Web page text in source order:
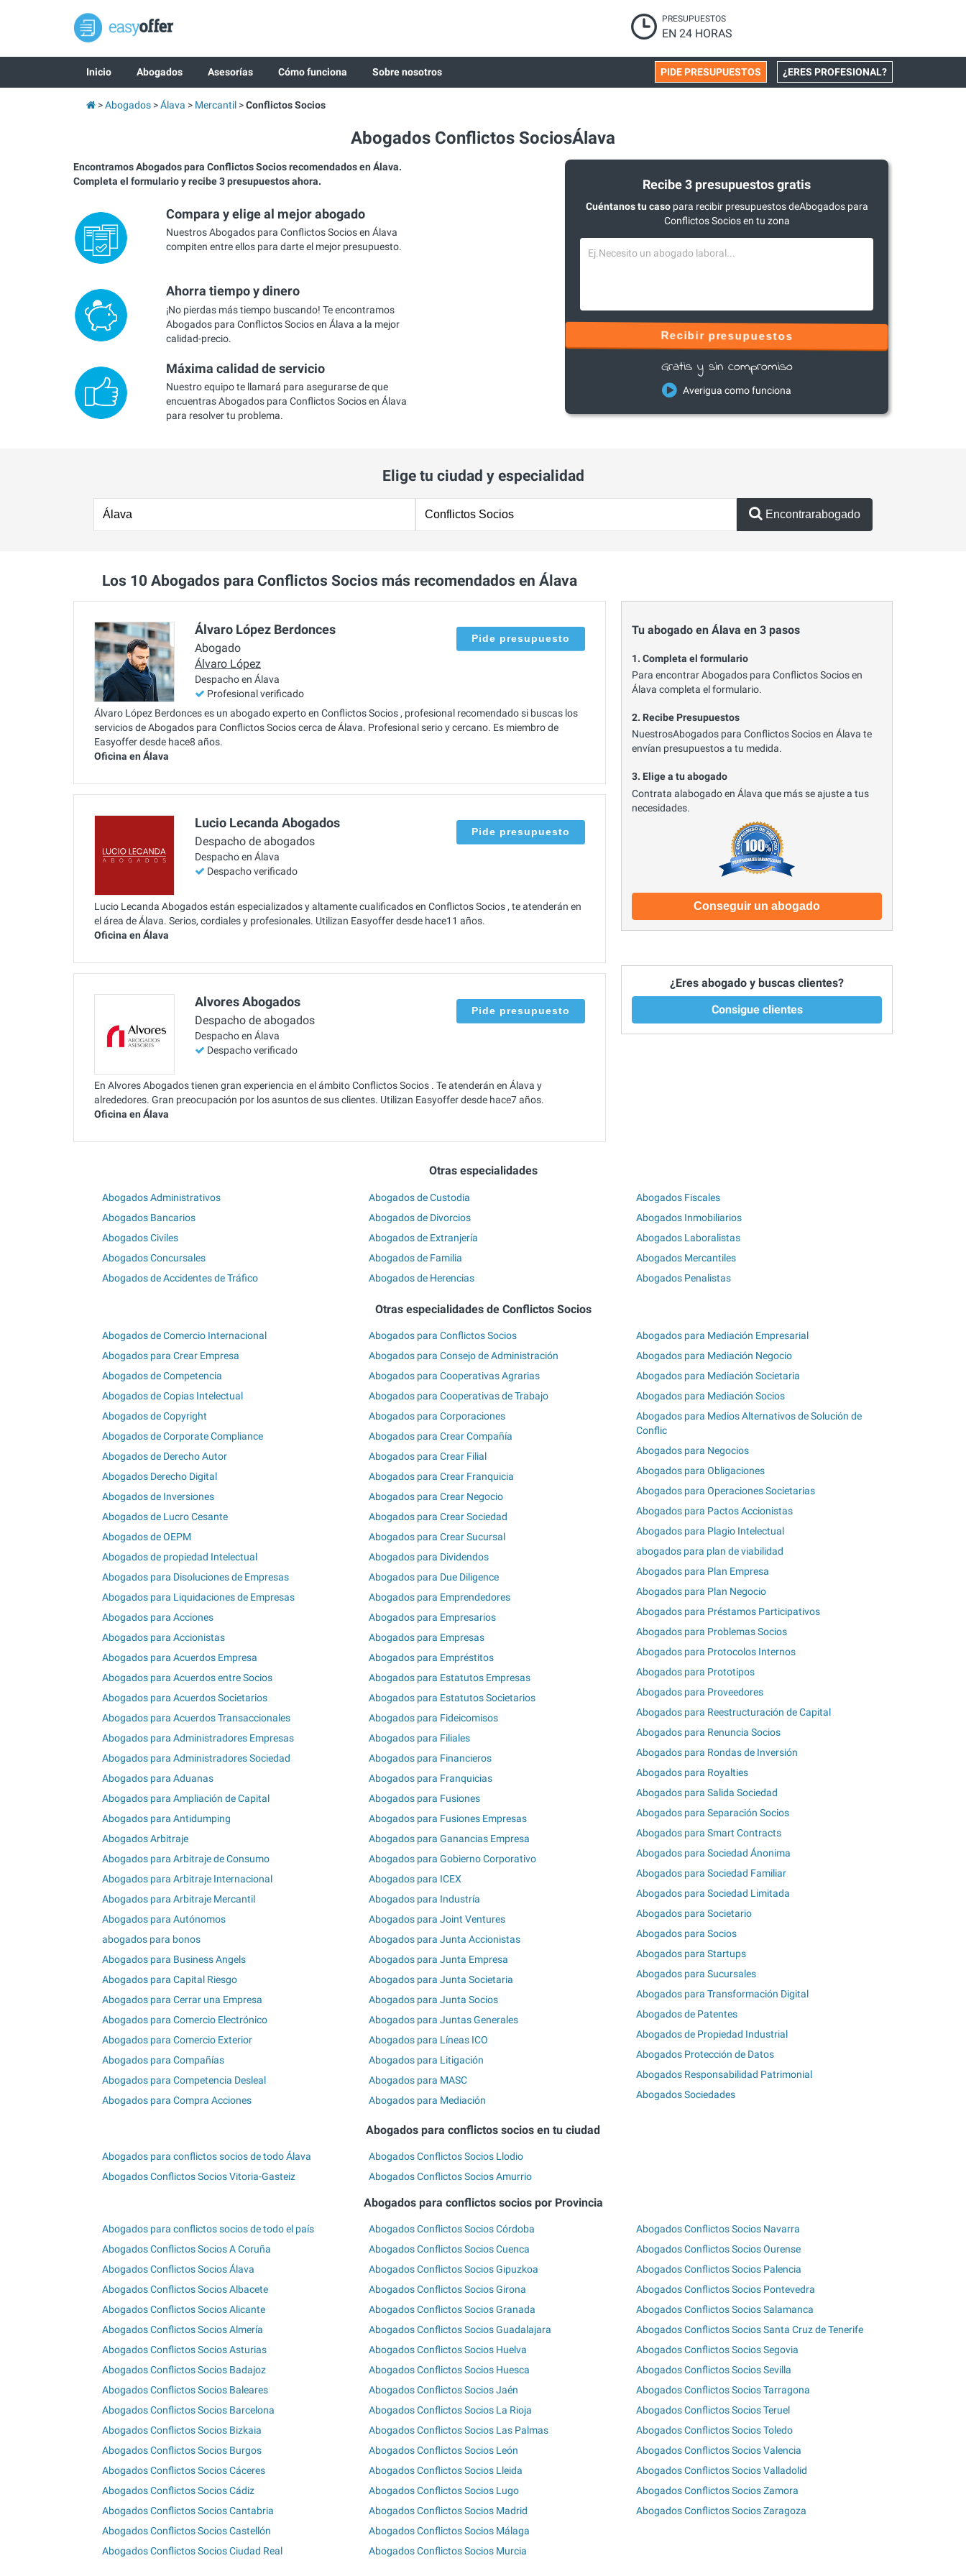
PRESUPUESTOS
EN 24 HORAS
Inicio Abogados Asesorías Cómo funciona Sobre nosotros ¿ERES PROFESIONAL?
PIDE PRESUPUESTOS
Abogados Álava Mercantil Conflictos Socios
Abogados Conflictos SociosÁlava
Encontramos Abogados para Conflictos Socios recomendados en Álava.
Completa el formulario y recibe 3 presupuestos ahora.
Compara y elige al mejor abogado
Nuestros Abogados para Conflictos Socios en Álava
compiten entre ellos para darte el mejor presupuesto.
Ahorra tiempo y dinero
¡No pierdas más tiempo buscando! Te encontramos
Abogados para Conflictos Socios en Álava a la mejor
calidad-precio.
Máxima calidad de servicio
Nuestro equipo te llamará para asegurarse de que
encuentras Abogados para Conflictos Socios en Álava
para resolver tu problema.
Recibe 3 presupuestos gratis
Cuéntanos tu casopara recibir presupuestos deAbogados para
Conflictos Socios en tu zona
Recibir presupuestos
Gratis y sin compromiso
Averigua como funciona
Elige tu ciudad y especialidad
Encontrarabogado
Los 10 Abogados para Conflictos Socios más recomendados en Álava
Álvaro López Berdonces
Abogado
Álvaro López
Despacho en Álava
Profesional verificado
Pide presupuesto
Álvaro López Berdonces es un abogado experto en Conflictos Socios , profesional recomendado si buscas los
servicios de Abogados para Conflictos Socios cerca de Álava. Profesional serio y cercano. Es miembro de
Easyoffer desde hace8 años.
Oficina en Álava
Lucio Lecanda Abogados
Despacho de abogados
Despacho en Álava
Despacho verificado
Pide presupuesto
Lucio Lecanda Abogados están especializados y altamente cualificados en Conflictos Socios , te atenderán en
el área de Álava. Serios, cordiales y profesionales. Utilizan Easyoffer desde hace11 años.
Oficina en Álava
Alvores Abogados
Despacho de abogados
Despacho en Álava
Despacho verificado
Pide presupuesto
En Alvores Abogados tienen gran experiencia en el ámbito Conflictos Socios . Te atenderán en Álava y
alrededores. Gran preocupación por los asuntos de sus clientes. Utilizan Easyoffer desde hace7 años.
Oficina en Álava
Tu abogado en Álava en 3 pasos
1. Completa el formulario
Para encontrar Abogados para Conflictos Socios en
Álava completa el formulario.
2. Recibe Presupuestos
NuestrosAbogados para Conflictos Socios en Álava te
envían presupuestos a tu medida.
3. Elige a tu abogado
Contrata alabogado en Álava que más se ajuste a tus
necesidades.
Conseguir un abogado
¿Eres abogado y buscas clientes?
Consigue clientes
Otras especialidades
Abogados Administrativos
Abogados Bancarios
Abogados Civiles
Abogados Concursales
Abogados de Accidentes de Tráfico
Abogados de Custodia
Abogados de Divorcios
Abogados de Extranjería
Abogados de Familia
Abogados de Herencias
Abogados Fiscales
Abogados Inmobiliarios
Abogados Laboralistas
Abogados Mercantiles
Abogados Penalistas
Otras especialidades de Conflictos Socios
Abogados de Comercio Internacional
Abogados para Crear Empresa
Abogados de Competencia
Abogados de Copias Intelectual
Abogados de Copyright
Abogados de Corporate Compliance
Abogados de Derecho Autor
Abogados Derecho Digital
Abogados de Inversiones
Abogados de Lucro Cesante
Abogados de OEPM
Abogados de propiedad Intelectual
Abogados para Disoluciones de Empresas
Abogados para Liquidaciones de Empresas
Abogados para Acciones
Abogados para Accionistas
Abogados para Acuerdos Empresa
Abogados para Acuerdos entre Socios
Abogados para Acuerdos Societarios
Abogados para Acuerdos Transaccionales
Abogados para Administradores Empresas
Abogados para Administradores Sociedad
Abogados para Aduanas
Abogados para Ampliación de Capital
Abogados para Antidumping
Abogados Arbitraje
Abogados para Arbitraje de Consumo
Abogados para Arbitraje Internacional
Abogados para Arbitraje Mercantil
Abogados para Autónomos
abogados para bonos
Abogados para Business Angels
Abogados para Capital Riesgo
Abogados para Cerrar una Empresa
Abogados para Comercio Electrónico
Abogados para Comercio Exterior
Abogados para Compañías
Abogados para Competencia Desleal
Abogados para Compra Acciones
Abogados para Conflictos Socios
Abogados para Consejo de Administración
Abogados para Cooperativas Agrarias
Abogados para Cooperativas de Trabajo
Abogados para Corporaciones
Abogados para Crear Compañía
Abogados para Crear Filial
Abogados para Crear Franquicia
Abogados para Crear Negocio
Abogados para Crear Sociedad
Abogados para Crear Sucursal
Abogados para Dividendos
Abogados para Due Diligence
Abogados para Emprendedores
Abogados para Empresarios
Abogados para Empresas
Abogados para Empréstitos
Abogados para Estatutos Empresas
Abogados para Estatutos Societarios
Abogados para Fideicomisos
Abogados para Filiales
Abogados para Financieros
Abogados para Franquicias
Abogados para Fusiones
Abogados para Fusiones Empresas
Abogados para Ganancias Empresa
Abogados para Gobierno Corporativo
Abogados para ICEX
Abogados para Industría
Abogados para Joint Ventures
Abogados para Junta Accionistas
Abogados para Junta Empresa
Abogados para Junta Societaria
Abogados para Junta Socios
Abogados para Juntas Generales
Abogados para Líneas ICO
Abogados para Litigación
Abogados para MASC
Abogados para Mediación
Abogados para Mediación Empresarial
Abogados para Mediación Negocio
Abogados para Mediación Societaria
Abogados para Mediación Socios
Abogados para Medios Alternativos de Solución de
Conflic
Abogados para Negocios
Abogados para Obligaciones
Abogados para Operaciones Societarias
Abogados para Pactos Accionistas
Abogados para Plagio Intelectual
abogados para plan de viabilidad
Abogados para Plan Empresa
Abogados para Plan Negocio
Abogados para Préstamos Participativos
Abogados para Problemas Socios
Abogados para Protocolos Internos
Abogados para Prototipos
Abogados para Proveedores
Abogados para Reestructuración de Capital
Abogados para Renuncia Socios
Abogados para Rondas de Inversión
Abogados para Royalties
Abogados para Salida Sociedad
Abogados para Separación Socios
Abogados para Smart Contracts
Abogados para Sociedad Ánonima
Abogados para Sociedad Familiar
Abogados para Sociedad Limitada
Abogados para Societario
Abogados para Socios
Abogados para Startups
Abogados para Sucursales
Abogados para Transformación Digital
Abogados de Patentes
Abogados de Propiedad Industrial
Abogados Protección de Datos
Abogados Responsabilidad Patrimonial
Abogados Sociedades
Abogados para conflictos socios en tu ciudad
Abogados para conflictos socios de todo Álava
Abogados Conflictos Socios Vitoria-Gasteiz
Abogados Conflictos Socios Llodio
Abogados Conflictos Socios Amurrio
Abogados para conflictos socios por Provincia
Abogados para conflictos socios de todo el país
Abogados Conflictos Socios A Coruña
Abogados Conflictos Socios Álava
Abogados Conflictos Socios Albacete
Abogados Conflictos Socios Alicante
Abogados Conflictos Socios Almería
Abogados Conflictos Socios Asturias
Abogados Conflictos Socios Badajoz
Abogados Conflictos Socios Baleares
Abogados Conflictos Socios Barcelona
Abogados Conflictos Socios Bizkaia
Abogados Conflictos Socios Burgos
Abogados Conflictos Socios Cáceres
Abogados Conflictos Socios Cádiz
Abogados Conflictos Socios Cantabria
Abogados Conflictos Socios Castellón
Abogados Conflictos Socios Ciudad Real
Abogados Conflictos Socios Córdoba
Abogados Conflictos Socios Cuenca
Abogados Conflictos Socios Gipuzkoa
Abogados Conflictos Socios Girona
Abogados Conflictos Socios Granada
Abogados Conflictos Socios Guadalajara
Abogados Conflictos Socios Huelva
Abogados Conflictos Socios Huesca
Abogados Conflictos Socios Jaén
Abogados Conflictos Socios La Rioja
Abogados Conflictos Socios Las Palmas
Abogados Conflictos Socios León
Abogados Conflictos Socios Lleida
Abogados Conflictos Socios Lugo
Abogados Conflictos Socios Madrid
Abogados Conflictos Socios Málaga
Abogados Conflictos Socios Murcia
Abogados Conflictos Socios Navarra
Abogados Conflictos Socios Ourense
Abogados Conflictos Socios Palencia
Abogados Conflictos Socios Pontevedra
Abogados Conflictos Socios Salamanca
Abogados Conflictos Socios Santa Cruz de Tenerife
Abogados Conflictos Socios Segovia
Abogados Conflictos Socios Sevilla
Abogados Conflictos Socios Tarragona
Abogados Conflictos Socios Teruel
Abogados Conflictos Socios Toledo
Abogados Conflictos Socios Valencia
Abogados Conflictos Socios Valladolid
Abogados Conflictos Socios Zamora
Abogados Conflictos Socios Zaragoza